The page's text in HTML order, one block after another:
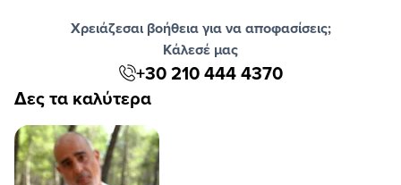
Χρειάζεσαι βοήθεια για να αποφασίσεις;
Κάλεσέ μας
+30 210 444 4370
Δες τα καλύτερα